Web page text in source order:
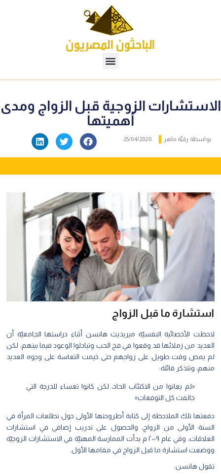
الاستشارات الزوجية قبل الزواج ومدى
أهميتها
بواسطة رقيَّة ماهر 25/04/2020
استشارة ما قبل الزواج
لاحظت الأخصائية النفسيّة ميريديث هانسن أثناء دراستها الجامعيّة أن
العديد من زملائها قد وقعوا في فخ الحب وتبادلوا الوعود فيما بينهم، لكن
لم يمض وقت طويل على زواجهم حتى خيمت التعاسة على وجوه العديد
منهم، وتتذكر قائلة:
«لم يعانوا من الاكتئاب الحاد، لكن كانوا تعساء للدرجة التي
خالفت كل التوقعات»
دفعتها تلك الملاحظة إلى كتابة أطروحتها الأولى حول تطلعات المرأة في
السنة الأولى من الزواج، والحصول على تدريب إضافي في استشارات
العلاقات، وفي عام ٢٠٠٩ م بدأت الممارسة المهنيّة في الاستشارات الزوجيّة
ووضعت استشارة ما قبل الزواج في مقامها الأول.
تقول هانسن: